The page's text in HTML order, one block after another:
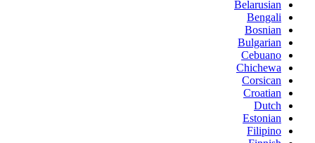
Belarusian
Bengali
Bosnian
Bulgarian
Cebuano
Chichewa
Corsican
Croatian
Dutch
Estonian
Filipino